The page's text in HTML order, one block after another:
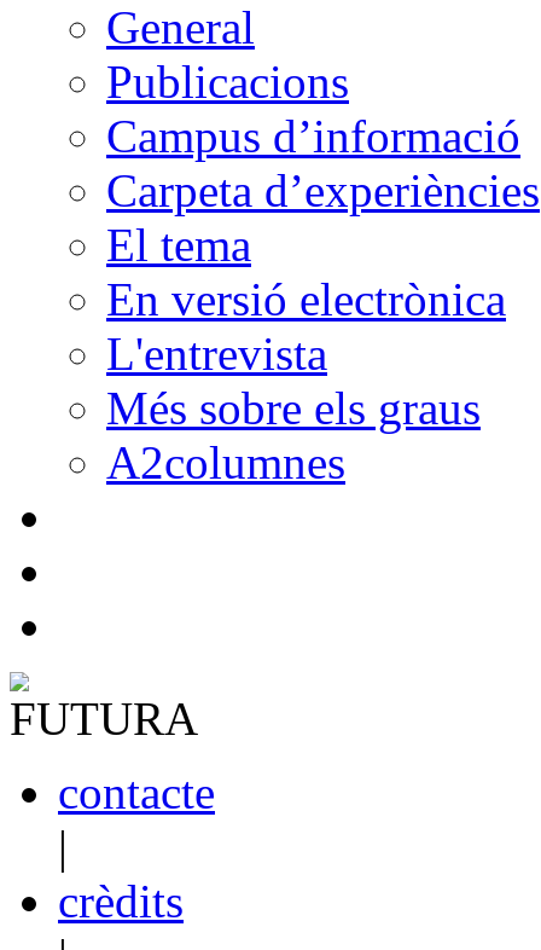
General
Publicacions
Campus d’informació
Carpeta d’experiències
El tema
En versió electrònica
L'entrevista
Més sobre els graus
A2columnes
contacte
|
crèdits